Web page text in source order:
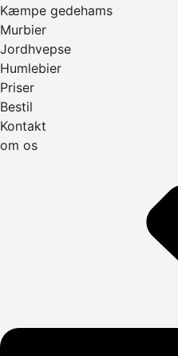
Kæmpe gedehams
Murbier
Jordhvepse
Humlebier
Priser
Bestil
Kontakt
om os